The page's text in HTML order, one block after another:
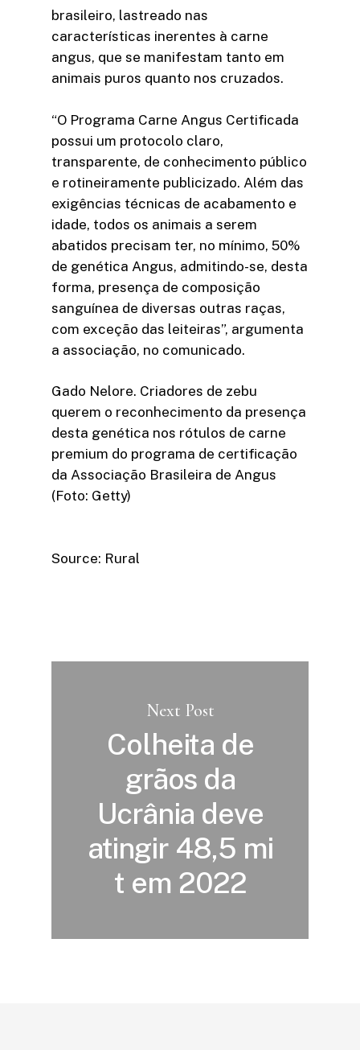
brasileiro, lastreado nas
características inerentes à carne
angus, que se manifestam tanto em
animais puros quanto nos cruzados.
“O Programa Carne Angus Certificada
possui um protocolo claro,
transparente, de conhecimento público
e rotineiramente publicizado. Além das
exigências técnicas de acabamento e
idade, todos os animais a serem
abatidos precisam ter, no mínimo, 50%
de genética Angus, admitindo-se, desta
forma, presença de composição
sanguínea de diversas outras raças,
com exceção das leiteiras”, argumenta
a associação, no comunicado.
Gado Nelore. Criadores de zebu
querem o reconhecimento da presença
desta genética nos rótulos de carne
premium do programa de certificação
da Associação Brasileira de Angus
(Foto: Getty)
Source: Rural
Next Post
Colheita de
grãos da
Ucrânia deve
atingir 48,5 mi
t em 2022